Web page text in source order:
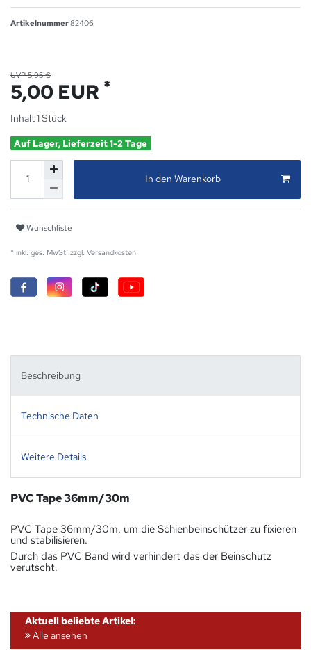
Artikelnummer82406
UVP 5,95 €
5,00 EUR *
Inhalt1Stück
Auf Lager, Lieferzeit 1-2 Tage
In den Warenkorb
Wunschliste
* inkl. ges. MwSt. zzgl. Versandkosten
Beschreibung
Technische Daten
Weitere Details
PVC Tape 36mm/30m
PVC Tape 36mm/30m, um die Schienbeinschützer zu fixieren
und stabilisieren.
Durch das PVC Band wird verhindert das der Beinschutz
verutscht.
Aktuell beliebte Artikel:
Alle ansehen